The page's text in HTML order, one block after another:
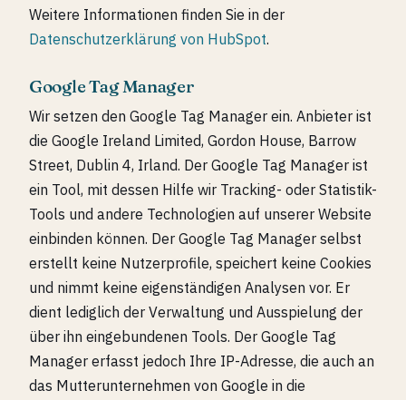
Weitere Informationen finden Sie in der
Datenschutzerklärung von HubSpot.
Google Tag Manager
Wir setzen den Google Tag Manager ein. Anbieter ist
die Google Ireland Limited, Gordon House, Barrow
Street, Dublin 4, Irland. Der Google Tag Manager ist
ein Tool, mit dessen Hilfe wir Tracking- oder Statistik-
Tools und andere Technologien auf unserer Website
einbinden können. Der Google Tag Manager selbst
erstellt keine Nutzerprofile, speichert keine Cookies
und nimmt keine eigenständigen Analysen vor. Er
dient lediglich der Verwaltung und Ausspielung der
über ihn eingebundenen Tools. Der Google Tag
Manager erfasst jedoch Ihre IP-Adresse, die auch an
das Mutterunternehmen von Google in die